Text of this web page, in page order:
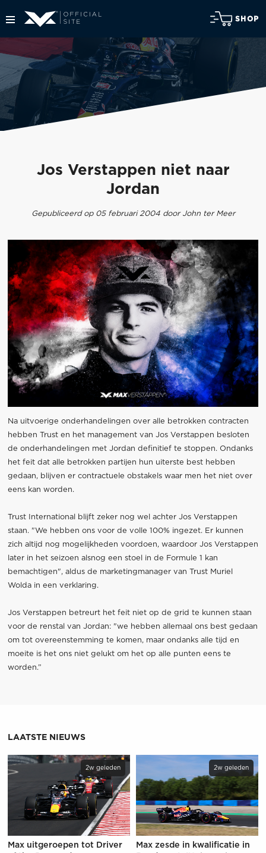
SHOP
Jos Verstappen niet naar
Jordan
Gepubliceerd op 05 februari 2004 door John ter Meer
Na uitvoerige onderhandelingen over alle betrokken contracten
hebben Trust en het management van Jos Verstappen besloten
de onderhandelingen met Jordan definitief te stoppen. Ondanks
het feit dat alle betrokken partijen hun uiterste best hebben
gedaan, blijven er contractuele obstakels waar men het niet over
eens kan worden.
Trust International blijft zeker nog wel achter Jos Verstappen
staan. "We hebben ons voor de volle 100% ingezet. Er kunnen
zich altijd nog mogelijkheden voordoen, waardoor Jos Verstappen
later in het seizoen alsnog een stoel in de Formule 1 kan
bemachtigen", aldus de marketingmanager van Trust Muriel
Wolda in een verklaring.
Jos Verstappen betreurt het feit niet op de grid te kunnen staan
voor de renstal van Jordan: "we hebben allemaal ons best gedaan
om tot overeenstemming te komen, maar ondanks alle tijd en
moeite is het ons niet gelukt om het op alle punten eens te
worden.”
LAATSTE NIEUWS
2w geleden
Max uitgeroepen tot Driver
2w geleden
Max zesde in kwalificatie in